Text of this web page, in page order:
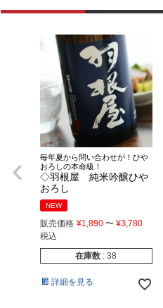
毎年夏から問い合わせが！ひや
おろしの本命級！
◇羽根屋 純米吟醸ひや
おろし
NEW
販売価格 ¥1,890 〜 ¥3,780
税込
在庫数
38
詳細を見る